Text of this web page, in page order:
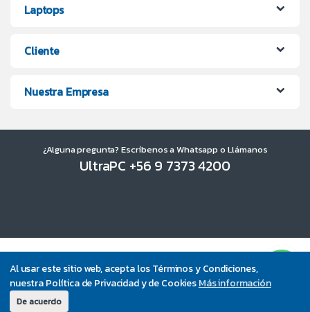
Al usar este sitio web, acepta los Términos y Condiciones,
nuestra Política de Privacidad y de CookiesMás información
De acuerdo
Laptops
Cliente
Nuestra Empresa
¿Alguna pregunta? Escríbenos a Whatsapp o Llámanos
UltraPC +56 9 7373 4200